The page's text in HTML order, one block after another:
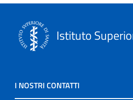
Istituto
I NOSTRI CONTATTI